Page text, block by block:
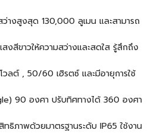
างสูงสุด 130,000 ลูเมน และสามารถ
งสีขาวให้ความสว่างและสดใส รู้สึกถึง
ลต์ , 50/60 เฮิรตซ์ และมีอายุการใช้
90 องศา ปรับทิศทางได้ 360 องศา
ธิภาพด้วยมาตรฐานระดับ IP65 ใช้งาน